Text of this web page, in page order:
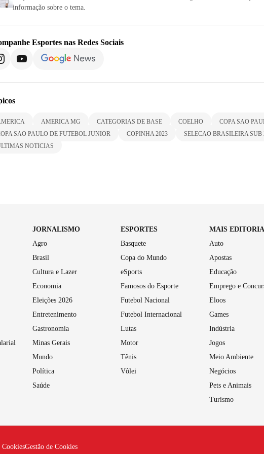
informação sobre o tema.
Esportes nas Redes Sociais
AMERICA MG CATEGORIAS DE BASE COELHO
COPA SAO
SAO PAULO DE FUTEBOL JUNIOR
COPINHA 2023
SELECAO BRASILEIRA SUB
NOTICIAS
JORNALISMO
Agro
Brasil
Cultura e Lazer
Economia
Eleições 2026
Entretenimento
Gastronomia
Minas Gerais
Mundo
Política
Saúde
ESPORTES
Basquete
Copa do Mundo
eSports
Famosos do Esporte
Futebol Nacional
Futebol Internacional
Lutas
Motor
Tênis
Vôlei
MAIS
Auto
Apostas
Educação
Emprego e
Eloos
Games
Indústria
Jogos
Meio Ambiente
Negócios
Pets e Animais
Turismo
Gestão de Cookies